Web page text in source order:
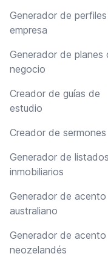
Generador de
empresa
Generador de planes
negocio
Creador de guías de
estudio
Creador de sermones
Generador de listados
inmobiliarios
Generador de acento
australiano
Generador de acento
neozelandés